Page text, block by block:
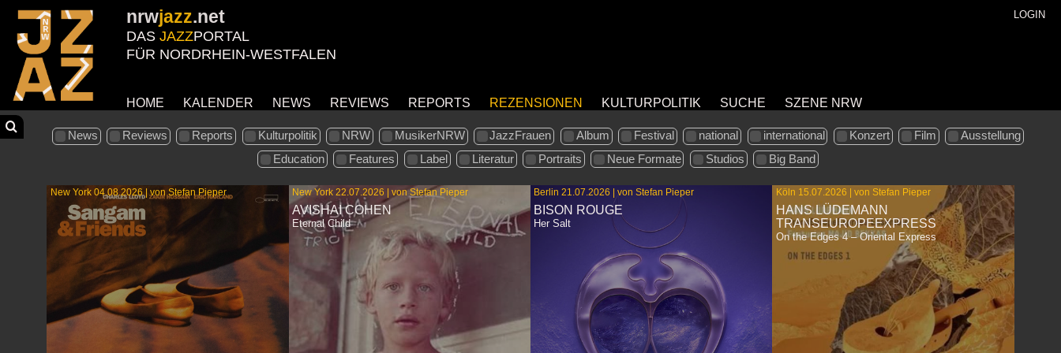
nrwjazz.net
DAS JAZZPORTAL
FÜR NORDRHEIN-WESTFALEN
LOGIN
HOME KALENDER NEWS REVIEWS REPORTS REZENSIONEN KULTURPOLITIK SUCHE SZENE NRW
News Reviews Reports Kulturpolitik NRW MusikerNRW JazzFrauen Album Festival national international Konzert Film
Ausstellung
Education
Features Label Literatur Portraits Neue Formate Studios Big Band
New York 04.08.2026 | von Stefan Pieper New York 22.07.2026 | von Stefan Pieper
AVISHAI COHEN
Eternal Child
Berlin 21.07.2026 | von Stefan Pieper
BISON ROUGE
Her Salt
Köln 15.07.2026 | von Stefan Pieper
HANS LÜDEMANN
TRANSEUROPEEXPRESS
On the Edges 4 – Oriental Express